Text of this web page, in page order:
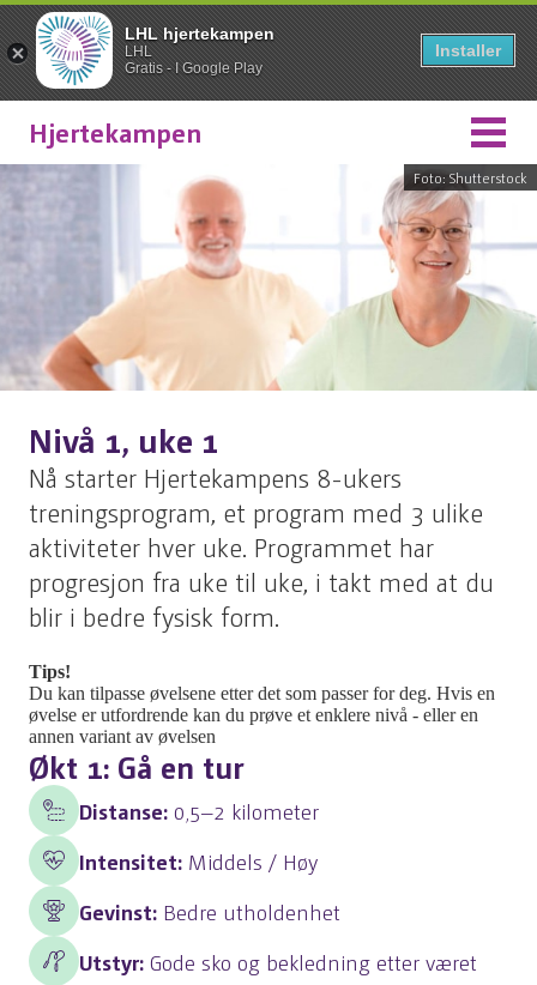
LHL hjertekampen
LHL
Gratis - I Google Play
Installer
Hjertekampen
Foto: Shutterstock
Nivå 1, uke 1
Nå starter Hjertekampens 8-ukers
treningsprogram, et program med 3 ulike
aktiviteter hver uke. Programmet har
progresjon fra uke til uke, i takt med at du
blir i bedre fysisk form.
Tips!
Du kan tilpasse øvelsene etter det som passer for deg. Hvis en
øvelse er utfordrende kan du prøve et enklere nivå - eller en
annen variant av øvelsen
Økt 1: Gå en tur
Distanse: 0,5–2 kilometer
Intensitet: Middels / Høy
Gevinst: Bedre utholdenhet
Utstyr: Gode sko og bekledning etter været